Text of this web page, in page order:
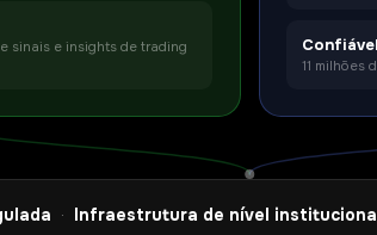
sinais e insights de trading
11 milhões
· Infraestrutura de nível